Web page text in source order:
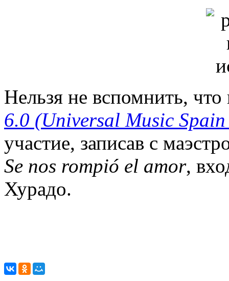
Нельзя не вспомнить,
6.0 (Universal Music
участие, записав с
Se nos rompió el amor,
Хурадо.